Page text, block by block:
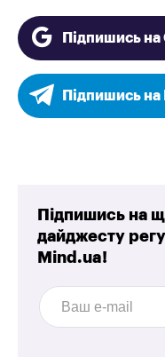
Підпишись на
Підпишись
Підпишись на
дайджесту
Mind.ua!